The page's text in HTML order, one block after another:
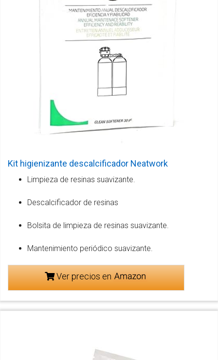
Kit higienizante descalcificador Neatwork
Limpieza de resinas suavizante.
Descalcificador de resinas
Bolsita de limpieza de resinas suavizante.
Mantenimiento periódico suavizante.
Ver precios en